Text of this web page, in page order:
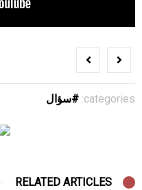
categories: سؤال
RELATED ARTICLES